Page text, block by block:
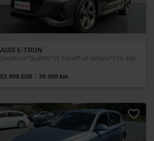
AUDI E-TRON
52.990 EUR | 39.000 km